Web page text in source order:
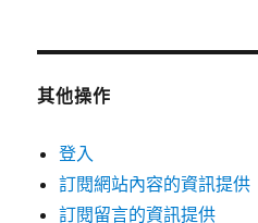
其他操作
登入
訂閱網站內容的資訊提供
訂閱留言的資訊提供